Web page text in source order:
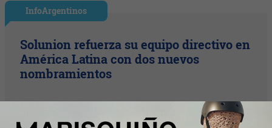
InfoArgentinos
Solunion refuerza su equipo directivo en
América Latina con dos nuevos
nombramientos